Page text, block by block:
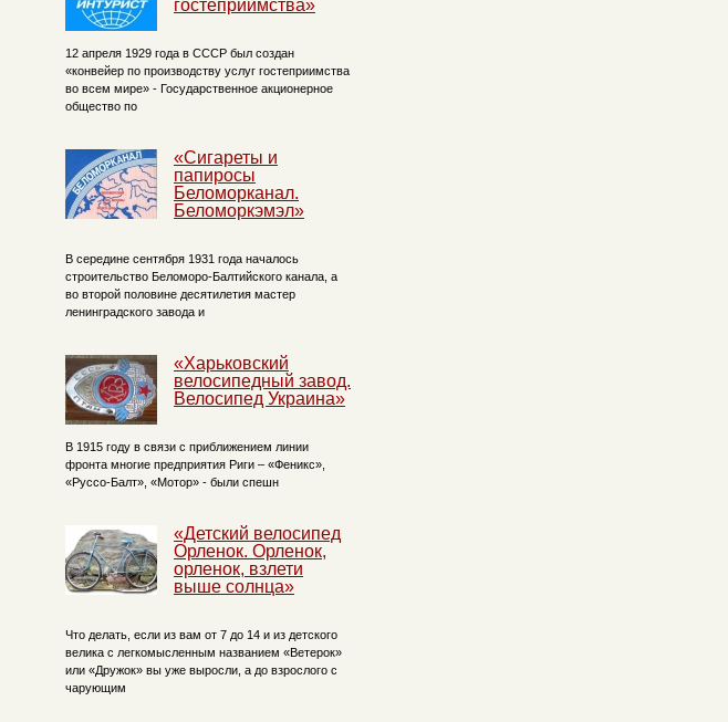
гостеприимства»
12 апреля 1929 года в СССР был создан
«конвейер по производству услуг гостеприимства
во всем мире» - Государственное акционерное
общество по
«Сигареты и
папиросы
Беломорканал.
Беломоркэмэл»
В середине сентября 1931 года началось
строительство Беломоро-Балтийского канала, а
во второй половине десятилетия мастер
ленинградского завода и
«Харьковский
велосипедный завод.
Велосипед Украина»
В 1915 году в связи с приближением линии
фронта многие предприятия Риги – «Феникс»,
«Руссо-Балт», «Мотор» - были спешн
«Детский велосипед
Орленок. Орленок,
орленок, взлети
выше солнца»
Что делать, если из вам от 7 до 14 и из детского
велика с легкомысленным названием «Ветерок»
или «Дружок» вы уже выросли, а до взрослого с
чарующим